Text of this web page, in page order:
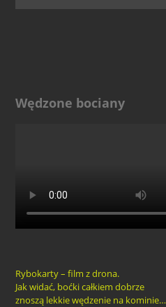
Wędzone bociany
Rybokarty – film z drona.
Jak widać, boćki całkiem dobrze
znoszą lekkie wędzenie na kominie…